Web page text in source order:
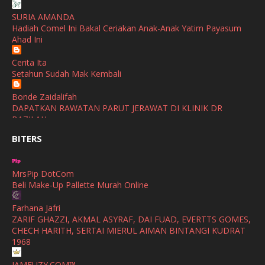
November (2)
September
August
July
June
April
February (4)
January (4)
SHALIMAR YUSOF
Selamat Maju Jaya Untuk Puan Intan
Show All
SURIA AMANDA
Hadiah Comel Ini Bakal Ceriakan Anak-Anak Yatim Payasum
Ahad Ini
Cerita Ita
Setahun Sudah Mak Kembali
Bonde Zaidalifah
DAPATKAN RAWATAN PARUT JERAWAT DI KLINIK DR
BAZILAH
Ana Suhana
In Malaysia
Azlinda Alin Malaysian Parenting Lifestyle Beauty Blogs
HUAWEI PURA 90s SERIES MOBILE IMAGING AND ALL-
SCENARIO INNOVATION
Shuhaida Kabdy
Sanah Helwah Adik Sayang
BITERS
MrsPip DotCom
Beli Make-Up Pallette Murah Online
Farhana Jafri
ZARIF GHAZZI, AKMAL ASYRAF, DAI FUAD, EVERTTS GOMES,
CHECH HARITH, SERTAI MIERUL AIMAN BINTANGI KUDRAT
1968